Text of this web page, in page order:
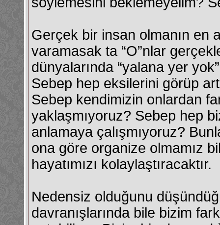
Gerçek bir insan olmanın en
varamasak ta “O”nlar
dünyalarında “yalana yer
Sebep hep eksilerini görüp
Sebep kendimizin onlardan
yaklaşmıyoruz? Sebep hep
anlamaya çalışmıyoruz?
ona göre organize olmamız
hayatımızı kolaylaştıracaktır.
Nedensiz olduğunu
davranışlarında bile bizim